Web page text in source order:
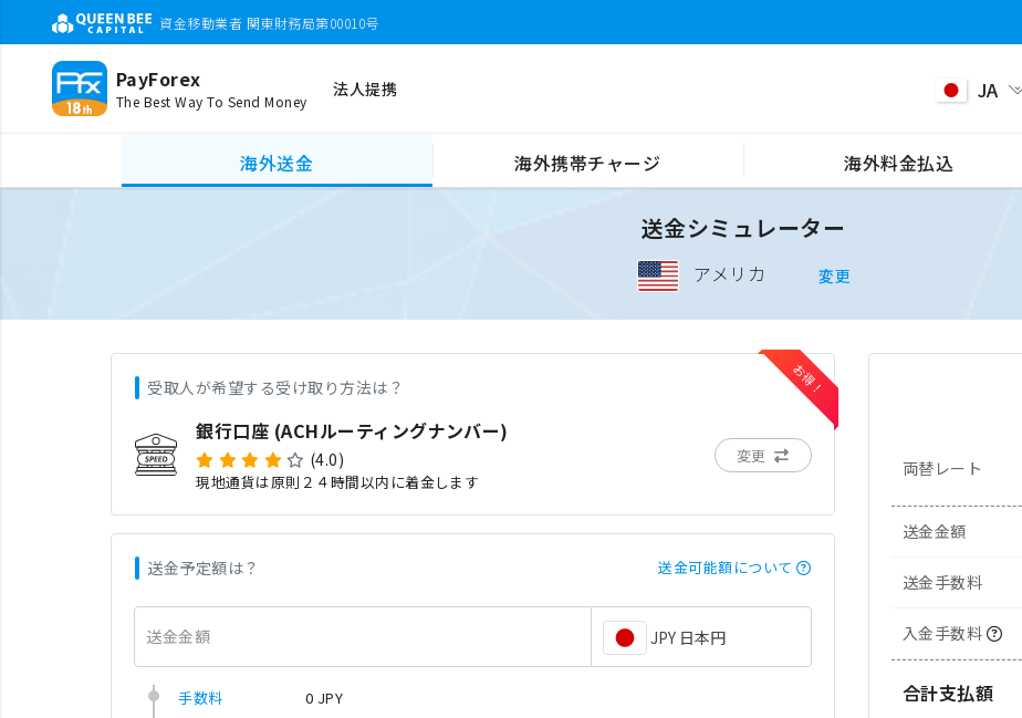
資金移動業者 関東財務局第00010号
PayForex
The Best Way To Send Money
法人提携 JA
海外送金 海外携帯チャージ 海外料金払込
送金シミュレーター
アメリカ 変更
受取人が希望する受け取り方法は？
銀行口座 (ACHルーティングナンバー)
(4.0)
現地通貨は原則２４時間以内に着金します
変更
送金予定額は？ 送金可能額について
送金金額 JPY 日本円
手数料
0 JPY
両替レート
送金金額
送金手数料
入金手数料
合計支払額